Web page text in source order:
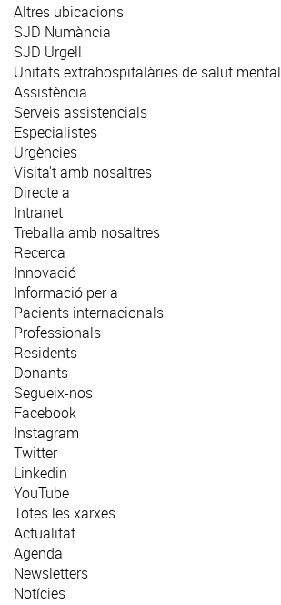
Altres ubicacions
SJD Numància
SJD Urgell
Unitats extrahospitalàries de salut mental
Assistència
Serveis assistencials
Especialistes
Urgències
Visita't amb nosaltres
Directe a
Intranet
Treballa amb nosaltres
Recerca
Innovació
Informació per a
Pacients internacionals
Professionals
Residents
Donants
Segueix-nos
Facebook
Instagram
Twitter
Linkedin
YouTube
Totes les xarxes
Actualitat
Agenda
Newsletters
Notícies